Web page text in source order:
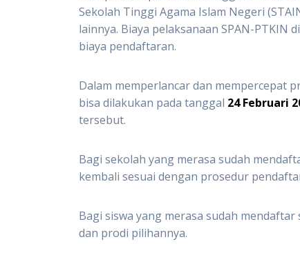
Sekolah Tinggi Agama Islam Negeri
lainnya. Biaya pelaksanaan SPAN-
biaya pendaftaran.
Dalam memperlancar dan mempercepat
bisa dilakukan pada tanggal 24 Februari
tersebut.
Bagi sekolah yang merasa sudah
kembali sesuai dengan prosedur
Bagi siswa yang merasa sudah
dan prodi pilihannya.